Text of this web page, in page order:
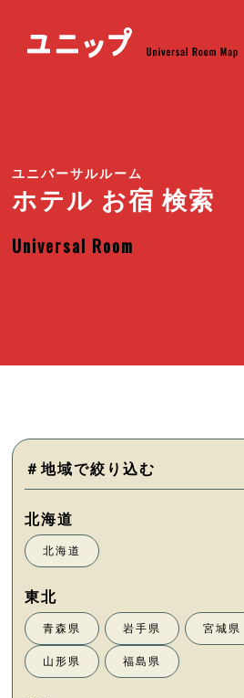
ユニバーサルルーム
ホテル お宿 検索
Universal Room
＃地域で絞り込む
北海道
青森県 岩手県 宮城県
山形県 福島県